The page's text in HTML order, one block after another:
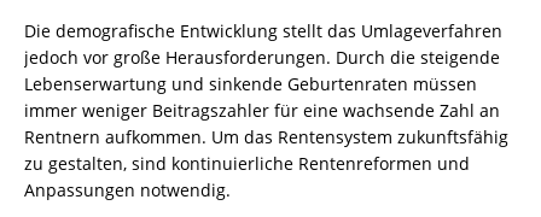
Die demografische Entwicklung stellt das Umlageverfahren
jedoch vor große Herausforderungen. Durch die steigende
Lebenserwartung und sinkende Geburtenraten müssen
immer weniger Beitragszahler für eine wachsende Zahl an
Rentnern aufkommen. Um das Rentensystem zukunftsfähig
zu gestalten, sind kontinuierliche Rentenreformen und
Anpassungen notwendig.